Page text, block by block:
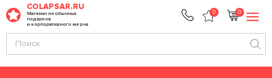
COLAPSAR.RU
Магазин необычных
подарков
и корпоративного мерча
0 0